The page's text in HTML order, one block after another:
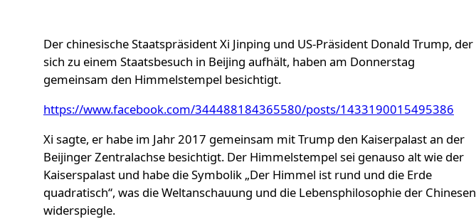
Der chinesische Staatspräsident Xi Jinping und US-Präsident Donald Trump, der
sich zu einem Staatsbesuch in Beijing aufhält, haben am Donnerstag
gemeinsam den Himmelstempel besichtigt.
https://www.facebook.com/344488184365580/posts/1433190015495386
Xi sagte, er habe im Jahr 2017 gemeinsam mit Trump den Kaiserpalast an der
Beijinger Zentralachse besichtigt. Der Himmelstempel sei genauso alt wie der
Kaiserspalast und habe die Symbolik „Der Himmel ist rund und die Erde
quadratisch“, was die Weltanschauung und die Lebensphilosophie der Chinesen
widerspiegle.